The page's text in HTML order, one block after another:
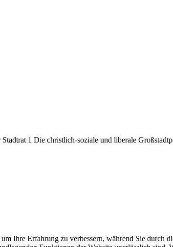
1 Die christlich-soziale und liberale
Ihre Erfahrung zu verbessern, während Sie durch